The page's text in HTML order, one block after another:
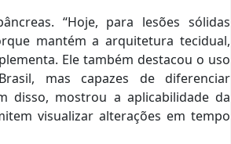
“Hoje, para lesões sólidas
mantém a arquitetura tecidual,
Ele também destacou o uso
mas capazes de diferenciar
disso, mostrou a aplicabilidade da
visualizar alterações em tempo